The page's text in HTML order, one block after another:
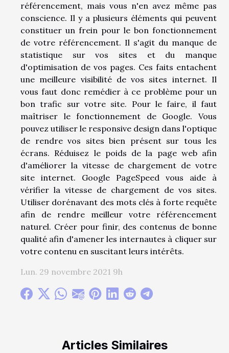
Articles Similaires
référencement, mais vous n'en avez même pas
conscience. Il y a plusieurs éléments qui peuvent
constituer un frein pour le bon fonctionnement
de votre référencement. Il s'agit du manque de
statistique sur vos sites et du manque
d'optimisation de vos pages. Ces faits entachent
une meilleure visibilité de vos sites internet. Il
vous faut donc remédier à ce problème pour un
bon trafic sur votre site. Pour le faire, il faut
maîtriser le fonctionnement de Google. Vous
pouvez utiliser le responsive design dans l'optique
de rendre vos sites bien présent sur tous les
écrans. Réduisez le poids de la page web afin
d'améliorer la vitesse de chargement de votre
site internet. Google PageSpeed vous aide à
vérifier la vitesse de chargement de vos sites.
Utiliser dorénavant des mots clés à forte requête
afin de rendre meilleur votre référencement
naturel. Créer pour finir, des contenus de bonne
qualité afin d'amener les internautes à cliquer sur
votre contenu en suscitant leurs intérêts.
Lun. 29 novembre 2021 9h